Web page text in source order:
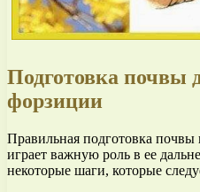
Подготовка почвы
форзиции
Правильная подготовка почвы
играет важную роль в ее
некоторые шаги, которые